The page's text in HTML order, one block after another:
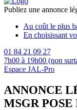
Publiez une annonce
Au coût le plus
En choisissant
01 84 21 09 27
7h00 à 19h00 (non
Espace JAL-Pro
ANNONCE
MSGR